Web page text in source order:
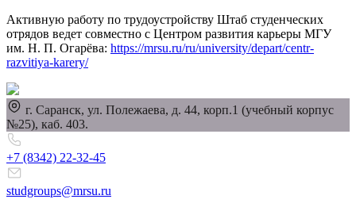
Активную работу по трудоустройству Штаб студенческих
отрядов ведет совместно с Центром развития карьеры МГУ
им. Н. П. Огарёва: https://mrsu.ru/ru/university/depart/centr-
razvitiya-karery/
г. Саранск, ул. Полежаева, д. 44, корп.1 (учебный корпус
№25), каб. 403.
+7 (8342) 22-32-45
studgroups@mrsu.ru